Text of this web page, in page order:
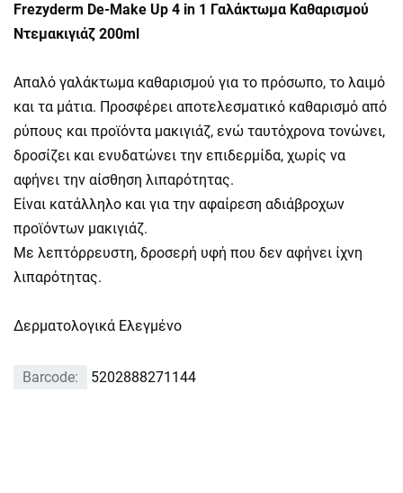
Frezyderm De-Make Up 4 in 1 Γαλάκτωμα Καθαρισμού
Ντεμακιγιάζ 200ml
Απαλό γαλάκτωμα καθαρισμού για το πρόσωπο, το λαιμό
και τα μάτια. Προσφέρει αποτελεσματικό καθαρισμό από
ρύπους και προϊόντα μακιγιάζ, ενώ ταυτόχρονα τονώνει,
δροσίζει και ενυδατώνει την επιδερμίδα, χωρίς να
αφήνει την αίσθηση λιπαρότητας.
Είναι κατάλληλο και για την αφαίρεση αδιάβροχων
προϊόντων μακιγιάζ.
Με λεπτόρρευστη, δροσερή υφή που δεν αφήνει ίχνη
λιπαρότητας.
Δερματολογικά Ελεγμένο
Barcode: 5202888271144